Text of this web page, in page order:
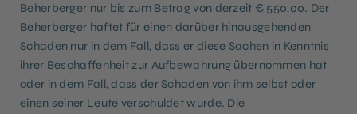
Beherberger nur bis zum Betrag von derzeit € 550,00. Der
Beherberger haftet für einen darüber hinausgehenden
Schaden nur in dem Fall, dass er diese Sachen in Kenntnis
ihrer Beschaffenheit zur Aufbewahrung übernommen hat
oder in dem Fall, dass der Schaden von ihm selbst oder
einen seiner Leute verschuldet wurde. Die